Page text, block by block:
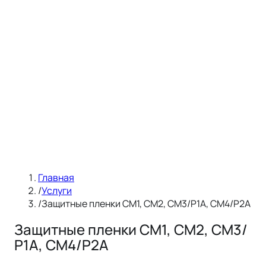
Главная
/Услуги
/Защитные пленки СМ1, СМ2, СМ3/Р1А, СМ4/Р2А
Защитные пленки СМ1, СМ2, СМ3/
Р1А, СМ4/Р2А